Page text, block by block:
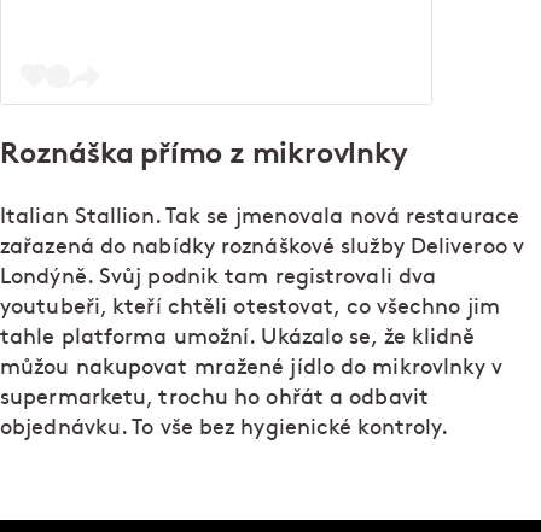
Roznáška přímo z mikrovlnky
Italian Stallion. Tak se jmenovala nová restaurace
zařazená do nabídky roznáškové služby Deliveroo v
Londýně. Svůj podnik tam registrovali dva
youtubeři, kteří chtěli otestovat, co všechno jim
tahle platforma umožní. Ukázalo se, že klidně
můžou nakupovat mražené jídlo do mikrovlnky v
supermarketu, trochu ho ohřát a odbavit
objednávku. To vše bez hygienické kontroly.